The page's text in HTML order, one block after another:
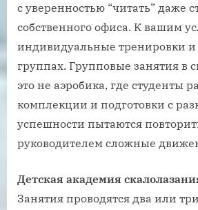
с уверенностью “читать” даже
собственного офиса. К вашим
индивидуальные тренировки и
группах. Групповые занятия в
это не аэробика, где студенты
комплекции и подготовки с
успешности пытаются
руководителем сложные
Детская академия
Занятия проводятся два или